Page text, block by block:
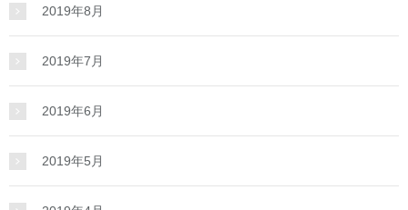
2019年8月
2019年7月
2019年6月
2019年5月